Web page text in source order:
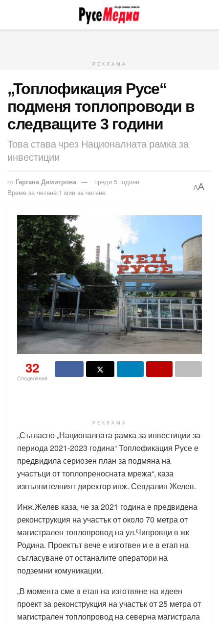
РЕКЛАМА
„Топлофикация Русе“
подменя топлопроводи в
следващите 3 години
Това става чрез Националната рамка за
инвестиции
от Гергана Димитрова
преди 5 години
Време за четене:1 мин за четене
AA
32
Споделяния
РЕКЛАМА
„Съгласно „Националната рамка за инвестиции за
периода 2021-2023 година“ Топлофикация Русе е
предвидила сериозен план за подмяна на
участъци от топлопреносната мрежа“, каза
изпълнителният директор инж. Севдалин Желев.
Инж.Желев каза, че за 2021 година е предвидена
реконструкция на участък от около 70 метра от
магистрален топлопровод на ул.Чипровци в жк
Родина. Проектът вече е изготвен и е в етап на
съгласуване от останалите оператори на
подземни комуникации.
„В момента сме в етап на изготвяне на идеен
проект за реконструкция на участък от 25 метра от
магистрален топлопровод на северна магистрала